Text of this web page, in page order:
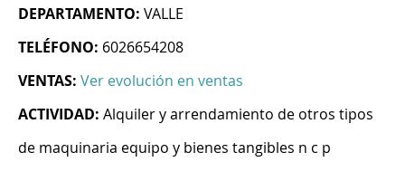
DEPARTAMENTO: VALLE
TELÉFONO: 6026654208
VENTAS: Ver evolución en ventas
ACTIVIDAD: Alquiler y arrendamiento de otros tipos
de maquinaria equipo y bienes tangibles n c p